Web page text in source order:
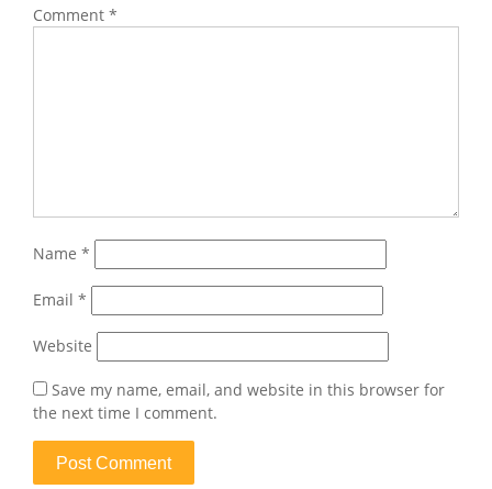
Comment *
Name *
Email *
Website
Save my name, email, and website in this browser for
the next time I comment.